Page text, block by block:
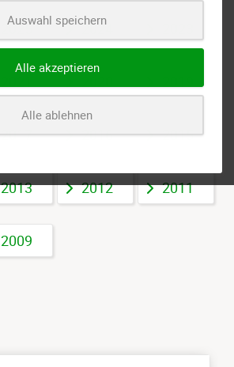
Auswahl speichern
Alle akzeptieren
Alle ablehnen
2025 2024
2017 2016 2015
2013 2012 2011
2009